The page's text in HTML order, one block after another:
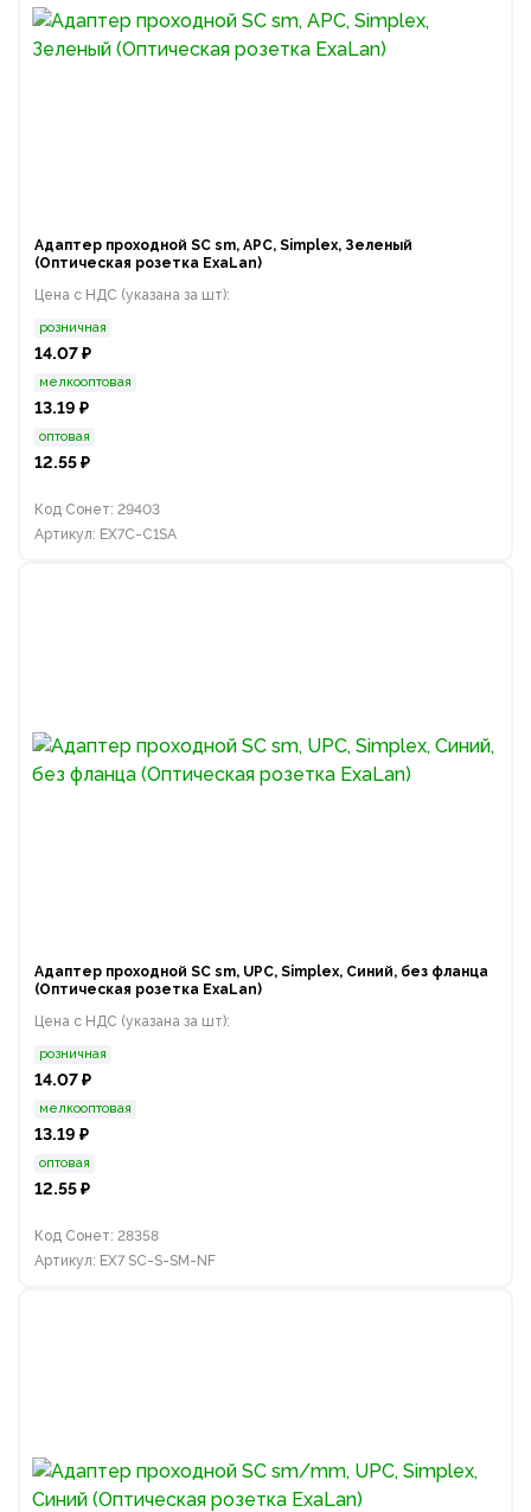
Адаптер проходной SC sm, APC, Simplex, Зеленый
(Оптическая розетка ExaLan)
Цена с НДС (указана за шт):
розничная
14.07 ₽
мелкооптовая
13.19 ₽
оптовая
12.55 ₽
Код Сонет: 29403
Артикул: EX7C-C1SA
Адаптер проходной SC sm, UPC, Simplex, Синий, без фланца
(Оптическая розетка ExaLan)
Цена с НДС (указана за шт):
розничная
14.07 ₽
мелкооптовая
13.19 ₽
оптовая
12.55 ₽
Код Сонет: 28358
Артикул: EX7 SC-S-SM-NF